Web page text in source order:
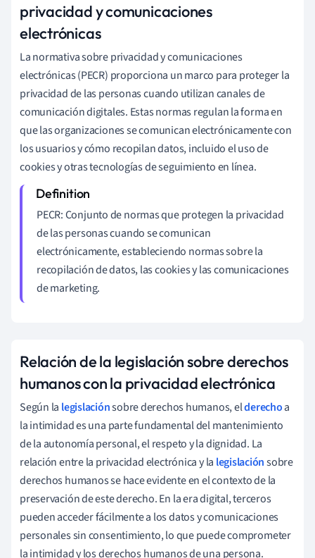
privacidad y comunicaciones
electrónicas
La normativa sobre privacidad y comunicaciones
electrónicas (PECR) proporciona un marco para proteger la
privacidad de las personas cuando utilizan canales de
comunicación digitales. Estas normas regulan la forma en
que las organizaciones se comunican electrónicamente con
los usuarios y cómo recopilan datos, incluido el uso de
cookies y otras tecnologías de seguimiento en línea.
PECR: Conjunto de normas que protegen la privacidad
de las personas cuando se comunican
electrónicamente, estableciendo normas sobre la
recopilación de datos, las cookies y las comunicaciones
de marketing.
Relación de la legislación sobre derechos
humanos con la privacidad electrónica
Según la legislaciónsobre derechos humanos, elderechoa
la intimidad es una parte fundamental del mantenimiento
de la autonomía personal, el respeto y la dignidad. La
relación entre la privacidad electrónica y la legislaciónsobre
derechos humanos se hace evidente en el contexto de la
preservación de este derecho. En la era digital, terceros
pueden acceder fácilmente a los datos y comunicaciones
personales sin consentimiento, lo que puede comprometer
la intimidad y los derechos humanos de una persona.